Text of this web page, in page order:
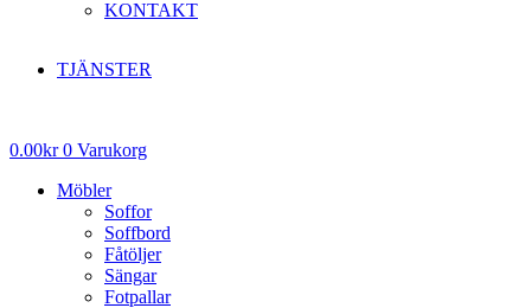
KONTAKT
TJÄNSTER
0.00kr 0 Varukorg
Möbler
Soffor
Soffbord
Fåtöljer
Sängar
Fotpallar